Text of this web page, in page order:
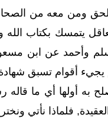
ومن معه من الصحابة
يتمسك بكتاب
وأحمد عن ابن
يجيء أقوام تسبق
به أولها أي ما قاله
فلماذا نأتي